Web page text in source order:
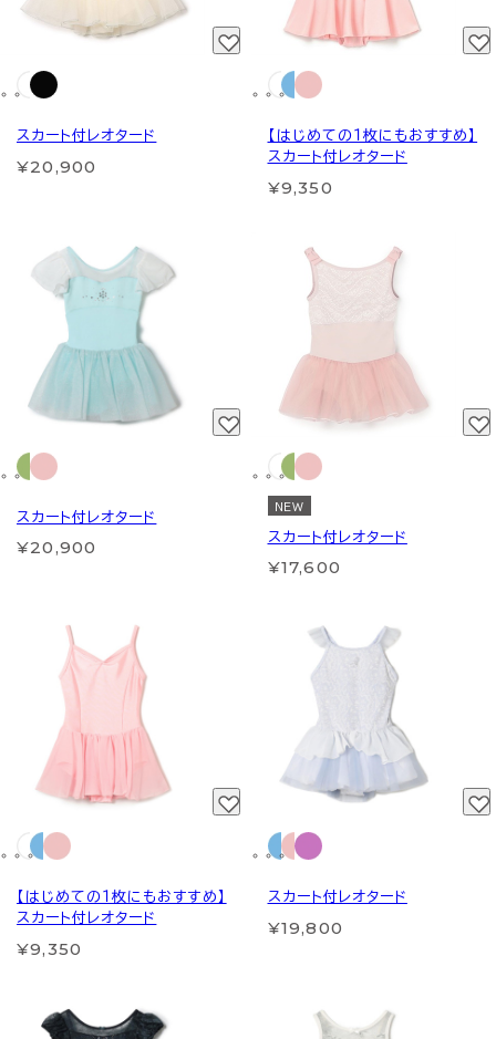
スカート付レオタード
¥20,900
【はじめての１枚にもおすすめ】
スカート付レオタード
¥9,350
スカート付レオタード
¥20,900
NEW
スカート付レオタード
¥17,600
【はじめての１枚にもおすすめ】
スカート付レオタード
¥9,350
スカート付レオタード
¥19,800